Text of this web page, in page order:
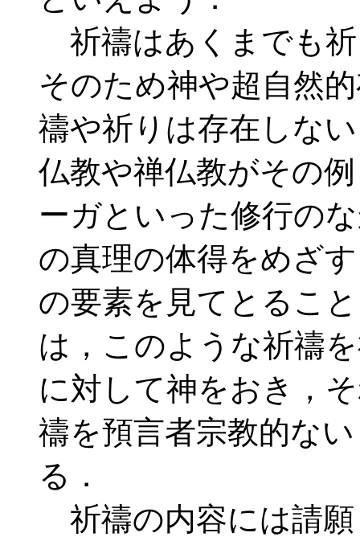
祈禱はあくまでも
そのため神や超自然
禱や祈りは存在しな
仏教や禅仏教がその
ーガといった修行の
の真理の体得をめざ
の要素を見てとるこ
は，このような祈禱
に対して神をおき，
禱を預言者宗教的な
る．
祈禱の内容には請願